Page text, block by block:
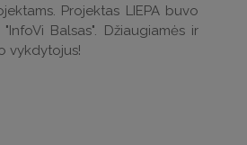
Projektas LIEPA buvo
Balsas". Džiaugiamės ir
vykdytojus!